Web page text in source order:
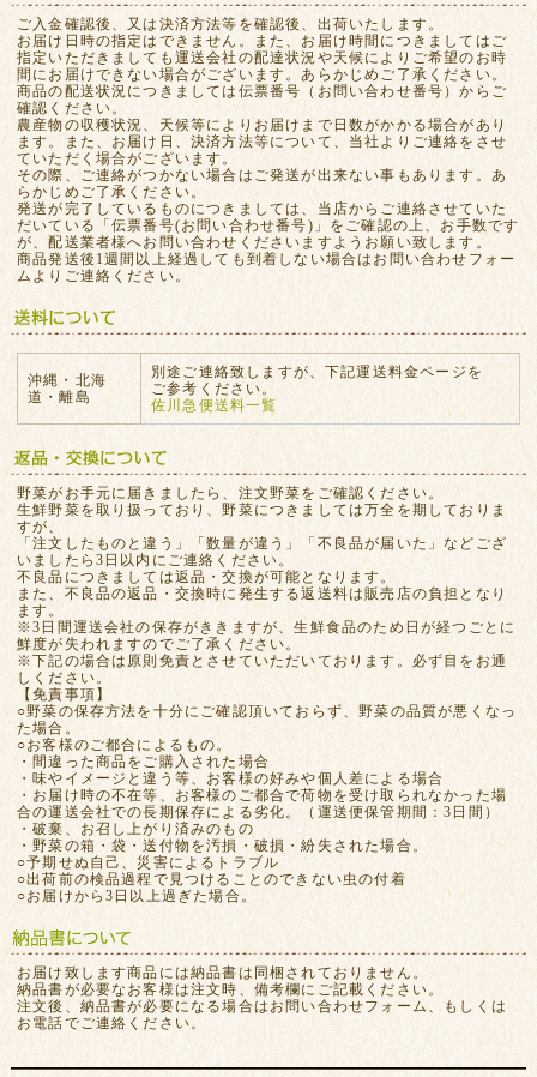
ご入金確認後、又は決済方法等を確認後、出荷いたします。
お届け日時の指定はできません。また、お届け時間につきましてはご
指定いただきましても運送会社の配達状況や天候によりご希望のお時
間にお届けできない場合がございます。あらかじめご了承ください。
商品の配送状況につきましては伝票番号（お問い合わせ番号）からご
確認ください。
農産物の収穫状況、天候等によりお届けまで日数がかかる場合があり
ます。また、お届け日、決済方法等について、当社よりご連絡をさせ
ていただく場合がございます。
その際、ご連絡がつかない場合はご発送が出来ない事もあります。あ
らかじめご了承ください。
発送が完了しているものにつきましては、当店からご連絡させていた
だいている「伝票番号(お問い合わせ番号)」をご確認の上、お手数です
が、配送業者様へお問い合わせくださいますようお願い致します。
商品発送後1週間以上経過しても到着しない場合はお問い合わせフォー
ムよりご連絡ください。
沖縄・北海
道・離島
別途ご連絡致しますが、下記運送料金ページを
ご参考ください。
佐川急便送料一覧
野菜がお手元に届きましたら、注文野菜をご確認ください。
生鮮野菜を取り扱っており、野菜につきましては万全を期しておりま
すが、
「注文したものと違う」「数量が違う」「不良品が届いた」などござ
いましたら3日以内にご連絡ください。
不良品につきましては返品・交換が可能となります。
また、不良品の返品・交換時に発生する返送料は販売店の負担となり
ます。
※3日間運送会社の保存がききますが、生鮮食品のため日が経つごとに
鮮度が失われますのでご了承ください。
※下記の場合は原則免責とさせていただいております。必ず目をお通
しください。
【免責事項】
○野菜の保存方法を十分にご確認頂いておらず、野菜の品質が悪くなっ
た場合。
○お客様のご都合によるもの。
・間違った商品をご購入された場合
・味やイメージと違う等、お客様の好みや個人差による場合
・お届け時の不在等、お客様のご都合で荷物を受け取られなかった場
合の運送会社での長期保存による劣化。（運送便保管期間：3日間）
・破棄、お召し上がり済みのもの
・野菜の箱・袋・送付物を汚損・破損・紛失された場合。
○予期せぬ自己、災害によるトラブル
○出荷前の検品過程で見つけることのできない虫の付着
○お届けから3日以上過ぎた場合。
お届け致します商品には納品書は同梱されておりません。
納品書が必要なお客様は注文時、備考欄にご記載ください。
注文後、納品書が必要になる場合はお問い合わせフォーム、もしくは
お電話でご連絡ください。